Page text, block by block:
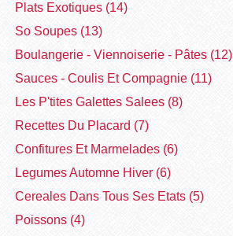
Plats Exotiques (14)
So Soupes (13)
Boulangerie - Viennoiserie - Pâtes (12)
Sauces - Coulis Et Compagnie (11)
Les P'tites Galettes Salees (8)
Recettes Du Placard (7)
Confitures Et Marmelades (6)
Legumes Automne Hiver (6)
Cereales Dans Tous Ses Etats (5)
Poissons (4)